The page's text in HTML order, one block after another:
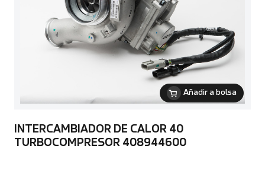
Añadir a bolsa
INTERCAMBIADOR DE CALOR 40
TURBOCOMPRESOR 408944600